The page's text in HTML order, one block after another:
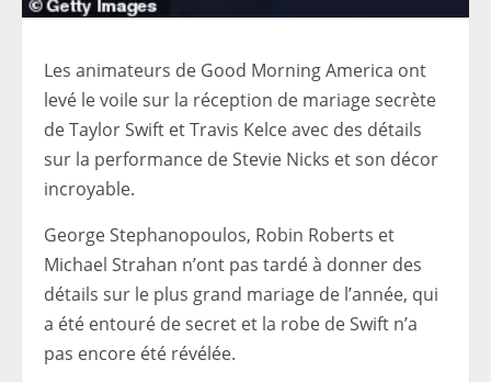
Les animateurs de Good Morning America ont
levé le voile sur la réception de mariage secrète
de Taylor Swift et Travis Kelce avec des détails
sur la performance de Stevie Nicks et son décor
incroyable.
George Stephanopoulos, Robin Roberts et
Michael Strahan n’ont pas tardé à donner des
détails sur le plus grand mariage de l’année, qui
a été entouré de secret et la robe de Swift n’a
pas encore été révélée.